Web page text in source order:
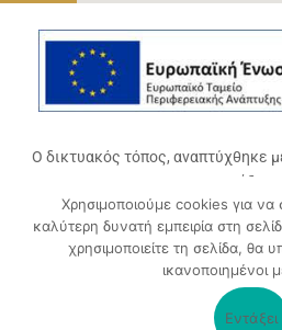
Ο δικτυακός τόπος, αναπτύχθηκε
πράξης
«Ψηφιακό Οικοσύστημα
Επιμελητηρίου
Επιχειρησιακό Πρόγραμμα
Συγχρηματοδοτείται από την
Ταμείο Περιφερειακής
πόρους μέσω
Χρησιμοποιούμε cookies για
καλύτερη δυνατή εμπειρία στη
χρησιμοποιείτε τη σελίδα, θα
ικανοποιημένοι
Εντάξει